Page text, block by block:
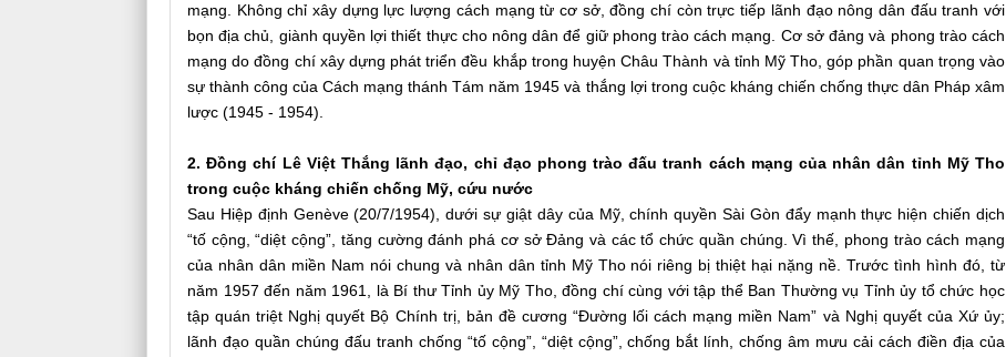
mạng. Không chỉ xây dựng lực lượng cách mạng từ cơ sở, đồng chí còn trực tiếp lãnh đạo nông dân đấu tranh với
bọn địa chủ, giành quyền lợi thiết thực cho nông dân để giữ phong trào cách mạng. Cơ sở đảng và phong trào cách
mạng do đồng chí xây dựng phát triển đều khắp trong huyện Châu Thành và tỉnh Mỹ Tho, góp phần quan trọng vào
sự thành công của Cách mạng thánh Tám năm 1945 và thắng lợi trong cuộc kháng chiến chống thực dân Pháp xâm
lược (1945 - 1954).
2. Đồng chí Lê Việt Thắng lãnh đạo, chỉ đạo phong trào đấu tranh cách mạng của nhân dân tỉnh Mỹ Tho
trong cuộc kháng chiến chống Mỹ, cứu nước
Sau Hiệp định Genève (20/7/1954), dưới sự giật dây của Mỹ, chính quyền Sài Gòn đẩy mạnh thực hiện chiến dịch
“tố cộng, “diệt cộng”, tăng cường đánh phá cơ sở Đảng và các tổ chức quần chúng. Vì thế, phong trào cách mạng
của nhân dân miền Nam nói chung và nhân dân tỉnh Mỹ Tho nói riêng bị thiệt hại nặng nề. Trước tình hình đó, từ
năm 1957 đến năm 1961, là Bí thư Tỉnh ủy Mỹ Tho, đồng chí cùng với tập thể Ban Thường vụ Tỉnh ủy tổ chức học
tập quán triệt Nghị quyết Bộ Chính trị, bản đề cương “Đường lối cách mạng miền Nam” và Nghị quyết của Xứ ủy;
lãnh đạo quần chúng đấu tranh chống “tố cộng”, “diệt cộng”, chống bắt lính, chống âm mưu cải cách điền địa của